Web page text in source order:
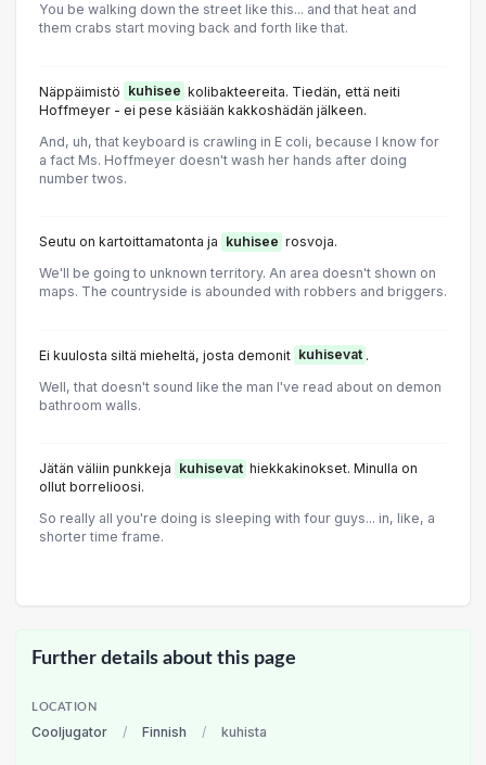
You be walking down the street like this... and that heat and
them crabs start moving back and forth like that.
Näppäimistö kuhisee kolibakteereita. Tiedän, että neiti
Hoffmeyer - ei pese käsiään kakkoshädän jälkeen.
And, uh, that keyboard is crawling in E coli, because I know for
a fact Ms. Hoffmeyer doesn't wash her hands after doing
number twos.
Seutu on kartoittamatonta ja kuhisee rosvoja.
We'll be going to unknown territory. An area doesn't shown on
maps. The countryside is abounded with robbers and briggers.
Ei kuulosta siltä mieheltä, josta demonit kuhisevat .
Well, that doesn't sound like the man I've read about on demon
bathroom walls.
Jätän väliin punkkeja kuhisevat hiekkakinokset. Minulla on
ollut borrelioosi.
So really all you're doing is sleeping with four guys... in, like, a
shorter time frame.
Further details about this page
LOCATION
Cooljugator / Finnish / kuhista